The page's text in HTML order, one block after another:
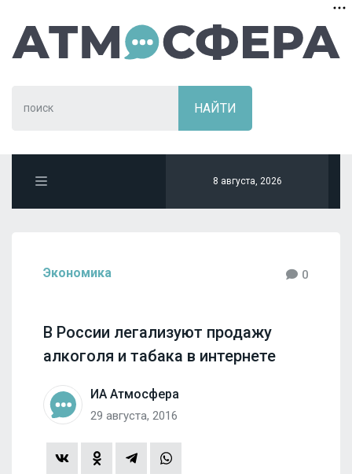
8 августа, 2026
Экономика 0
В России легализуют продажу
алкоголя и табака в интернете
ИА Атмосфера
29 августа, 2016